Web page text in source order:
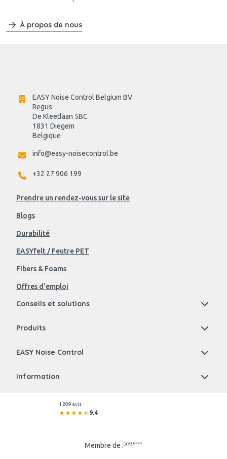
À propos de nous
EASY Noise Control Belgium BV
Regus
De Kleetlaan 5BC
1831 Diegem
Belgique
info@easy-noisecontrol.be
+32 27 906 199
Prendre un rendez-vous sur le site
Blogs
Durabilité
EASYfelt / Feutre PET
Fibers & Foams
Offres d'emploi
Conseils et solutions
Produits
EASY Noise Control
Information
1 209 avis
9.4
Membre de :